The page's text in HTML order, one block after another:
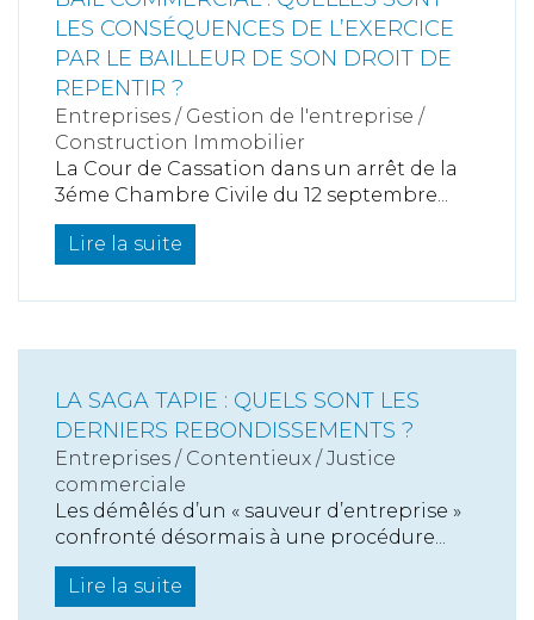
LES CONSÉQUENCES DE L’EXERCICE
PAR LE BAILLEUR DE SON DROIT DE
REPENTIR ?
Entreprises / Gestion de l'entreprise /
Construction Immobilier
La Cour de Cassation dans un arrêt de la
3éme Chambre Civile du 12 septembre...
Lire la suite
LA SAGA TAPIE : QUELS SONT LES
DERNIERS REBONDISSEMENTS ?
Entreprises / Contentieux /Justice
commerciale
Les démêlés d’un « sauveur d’entreprise »
confronté désormais à une procédure...
Lire la suite